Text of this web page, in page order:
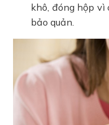
khô, đóng hộp vì
bảo quản.